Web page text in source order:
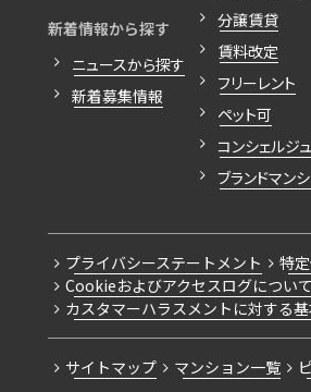
新着情報から探す
ニュースから探す
新着募集情報
分譲賃貸
賃料改定
フリーレント
ペット可
コンシェルジ
ブランドマン
プライバシーステートメント 特
Cookieおよびアクセスログについて
カスタマーハラスメントに対する
サイトマップ マンション一覧